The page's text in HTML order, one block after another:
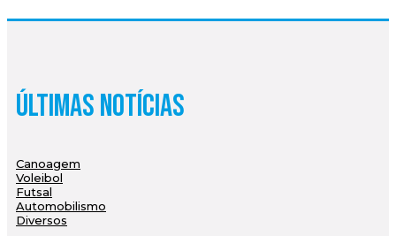
Últimas Notícias
Canoagem
Voleibol
Futsal
Automobilismo
Diversos